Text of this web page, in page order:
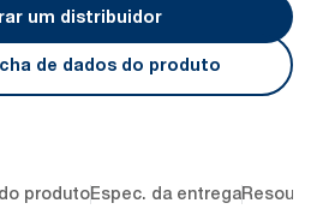
um distribuidor
de dados do produto
produtoEspec. da entrega